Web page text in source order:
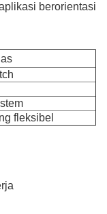
berorientasi
fleksibel